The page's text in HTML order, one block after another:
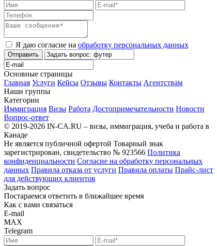
Я даю согласие на обработку персональных данных
Отправить
Основные страницы
Главная Услуги Кейсы Отзывы Контакты Агентствам
Наши группы
Категории
Иммиграция Визы Работа Достопримечательности Новости
Вопрос-ответ
© 2019-2026 IN-CA.RU – визы, иммиграция, учеба и работа в
Канаде
Не является публичной офертой Товарный знак
зарегистрирован, свидетельство № 923566 Политика
конфиденциальности Согласие на обработку персональных
данных Правила отказа от услуги Правила оплаты Прайс-лист
для действующих клиентов
Задать вопрос
Постараемся ответить в ближайшее время
Как с вами связаться
E-mail
MAX
Telegram